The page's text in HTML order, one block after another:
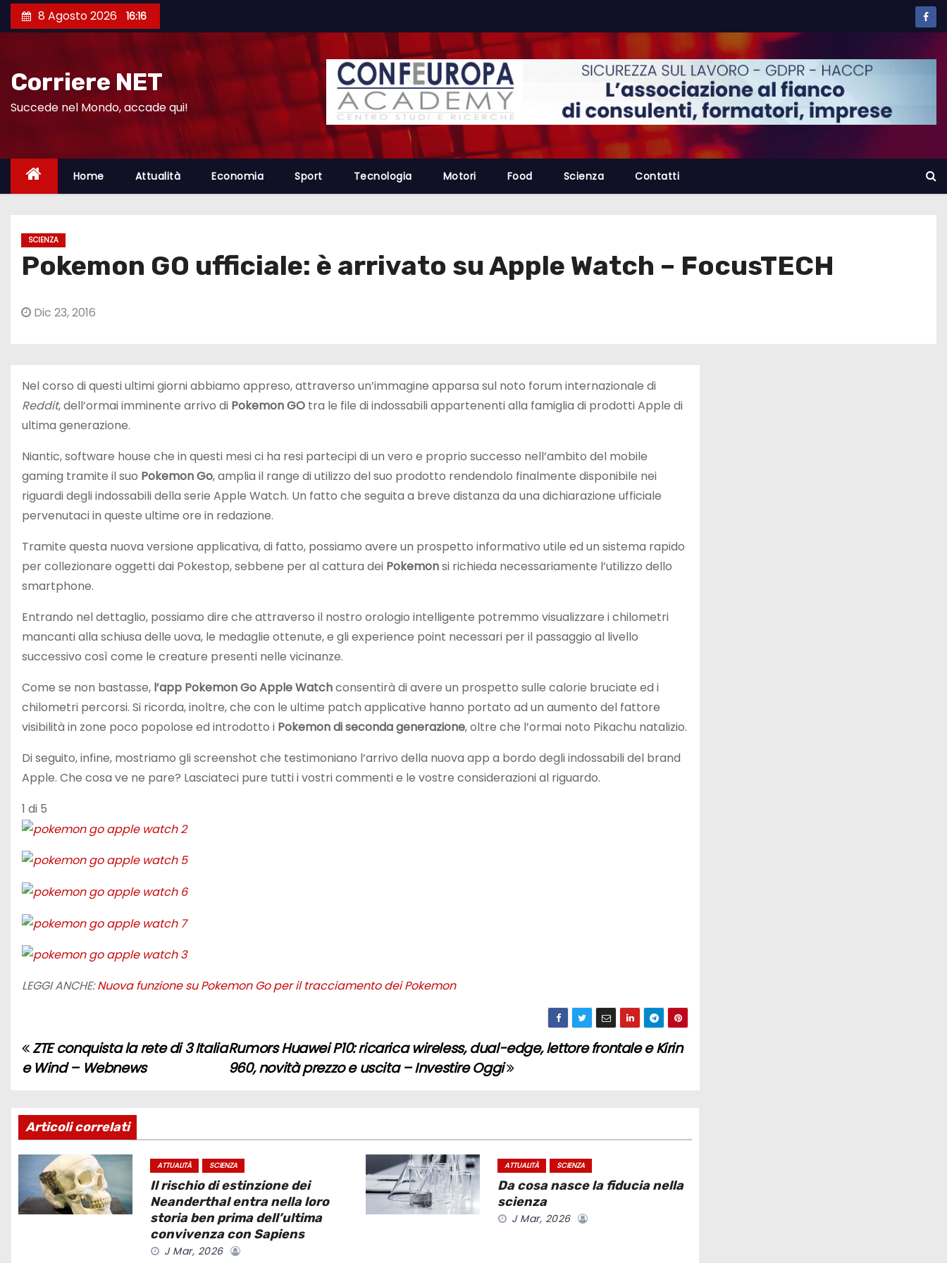
a
8 Agosto 2026 16:16
Corriere NET
Succede nel Mondo, accade qui!
Home Attualità Economia Sport Tecnologia Motori Food Scienza Contatti
SCIENZA
Pokemon GO ufficiale: è arrivato su Apple Watch – FocusTECH
Dic 23, 2016
Nel corso di questi ultimi giorni abbiamo appreso, attraverso un’immagine apparsa sul noto forum internazionale di
Reddit, dell’ormai imminente arrivo di Pokemon GO tra le file di indossabili appartenenti alla famiglia di prodotti Apple di
ultima generazione.
Niantic, software house che in questi mesi ci ha resi partecipi di un vero e proprio successo nell’ambito del mobile
gaming tramite il suo Pokemon Go, amplia il range di utilizzo del suo prodotto rendendolo finalmente disponibile nei
riguardi degli indossabili della serie Apple Watch. Un fatto che seguita a breve distanza da una dichiarazione ufficiale
pervenutaci in queste ultime ore in redazione.
Tramite questa nuova versione applicativa, di fatto, possiamo avere un prospetto informativo utile ed un sistema rapido
per collezionare oggetti dai Pokestop, sebbene per al cattura dei Pokemonsi richieda necessariamente l’utilizzo dello
smartphone.
Entrando nel dettaglio, possiamo dire che attraverso il nostro orologio intelligente potremmo visualizzare i chilometri
mancanti alla schiusa delle uova, le medaglie ottenute, e gli experience point necessari per il passaggio al livello
successivo così come le creature presenti nelle vicinanze.
Come se non bastasse, l’app Pokemon Go Apple Watchconsentirà di avere un prospetto sulle calorie bruciate ed i
chilometri percorsi. Si ricorda, inoltre, che con le ultime patch applicative hanno portato ad un aumento del fattore
visibilità in zone poco popolose ed introdotto i Pokemon di seconda generazione, oltre che l’ormai noto Pikachu natalizio.
Di seguito, infine, mostriamo gli screenshot che testimoniano l’arrivo della nuova app a bordo degli indossabili del brand
Apple. Che cosa ve ne pare? Lasciateci pure tutti i vostri commenti e le vostre considerazioni al riguardo.
1 di 5
LEGGI ANCHE:Nuova funzione su Pokemon Go per il tracciamento dei Pokemon
N
v
i
a
Rumors Huawei P10: ricarica wireless, dual-edge, lettore frontale e Kirin
960, novità prezzo e uscita – Investire Oggi
ZTE conquista la rete di 3 Italia
e Wind – Webnews
Articoli correlati
ATTUALITÀ SCIENZA
Il rischio di estinzione dei
Neanderthal entra nella loro
storia ben prima dell’ultima
convivenza con Sapiens
J Mar, 2026
ATTUALITÀ SCIENZA
Da cosa nasce la fiducia nella
scienza
J Mar, 2026